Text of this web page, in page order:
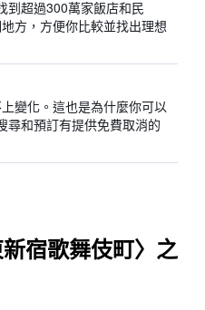
到超過300萬家飯店和民
方，方便你比較並找出理想
變化。這也是為什麼你可以
尋和預訂有提供免費取消的
宿歌舞伎町〉之